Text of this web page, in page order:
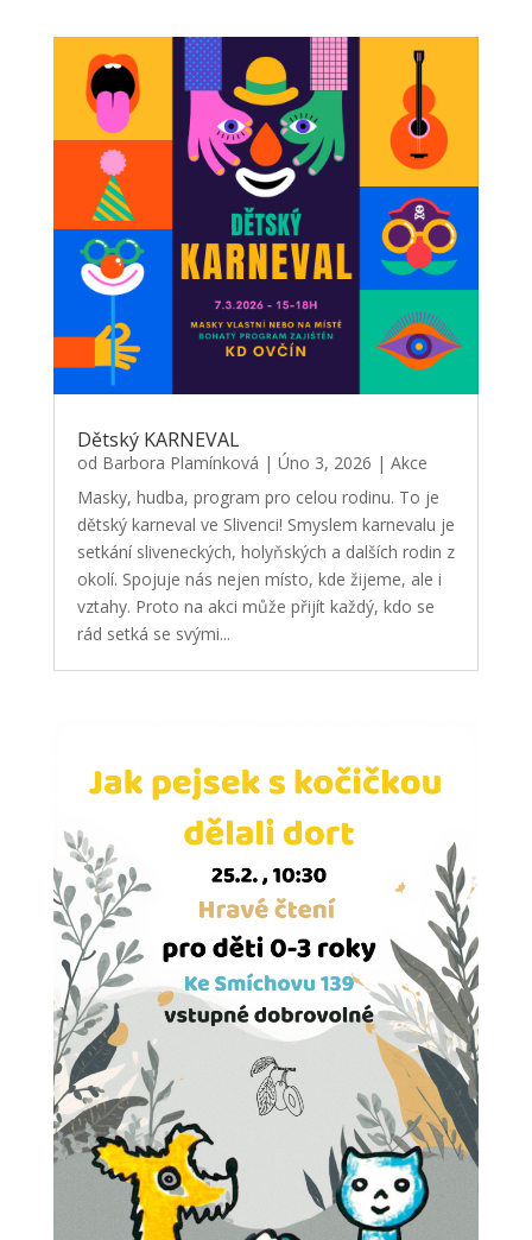
Dětský KARNEVAL
od Barbora Plamínková | Úno 3, 2026 | Akce
Masky, hudba, program pro celou rodinu. To je
dětský karneval ve Slivenci! Smyslem karnevalu je
setkání sliveneckých, holyňských a dalších rodin z
okolí. Spojuje nás nejen místo, kde žijeme, ale i
vztahy. Proto na akci může přijít každý, kdo se
rád setká se svými...